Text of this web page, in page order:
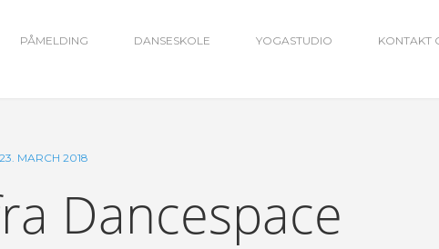
PÅMELDING DANSESKOLE YOGASTUDIO KONTAKT
23. MARCH 2018
Dancespace